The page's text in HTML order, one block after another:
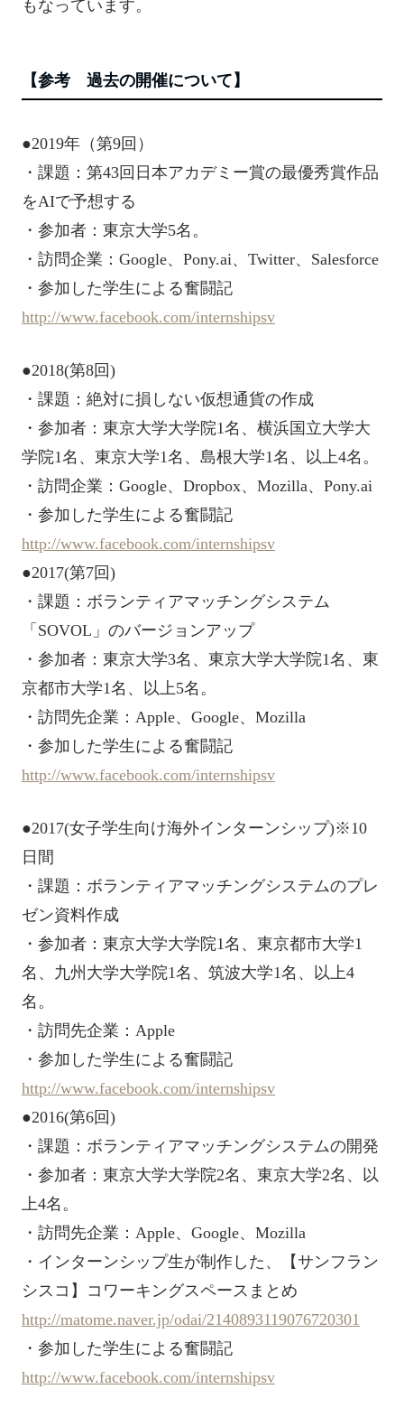
もなっています。
【参考 過去の開催について】
●2019年（第9回）
・課題：第43回日本アカデミー賞の最優秀賞作品
をAIで予想する
・参加者：東京大学5名。
・訪問企業：Google、Pony.ai、Twitter、Salesforce
・参加した学生による奮闘記
http://www.facebook.com/internshipsv
●2018(第8回)
・課題：絶対に損しない仮想通貨の作成
・参加者：東京大学大学院1名、横浜国立大学大
学院1名、東京大学1名、島根大学1名、以上4名。
・訪問企業：Google、Dropbox、Mozilla、Pony.ai
・参加した学生による奮闘記
http://www.facebook.com/internshipsv
●2017(第7回)
・課題：ボランティアマッチングシステム
「SOVOL」のバージョンアップ
・参加者：東京大学3名、東京大学大学院1名、東
京都市大学1名、以上5名。
・訪問先企業：Apple、Google、Mozilla
・参加した学生による奮闘記
http://www.facebook.com/internshipsv
●2017(女子学生向け海外インターンシップ)※10
日間
・課題：ボランティアマッチングシステムのプレ
ゼン資料作成
・参加者：東京大学大学院1名、東京都市大学1
名、九州大学大学院1名、筑波大学1名、以上4
名。
・訪問先企業：Apple
・参加した学生による奮闘記
http://www.facebook.com/internshipsv
●2016(第6回)
・課題：ボランティアマッチングシステムの開発
・参加者：東京大学大学院2名、東京大学2名、以
上4名。
・訪問先企業：Apple、Google、Mozilla
・インターンシップ生が制作した、【サンフラン
シスコ】コワーキングスペースまとめ
http://matome.naver.jp/odai/2140893119076720301
・参加した学生による奮闘記
http://www.facebook.com/internshipsv